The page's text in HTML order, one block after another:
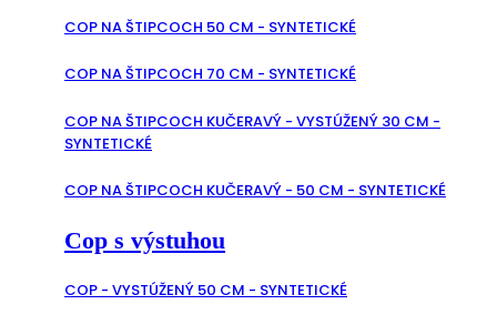
COP NA ŠTIPCOCH 50 CM - SYNTETICKÉ
COP NA ŠTIPCOCH 70 CM - SYNTETICKÉ
COP NA ŠTIPCOCH KUČERAVÝ - VYSTÚŽENÝ 30 CM -
SYNTETICKÉ
COP NA ŠTIPCOCH KUČERAVÝ - 50 CM - SYNTETICKÉ
Cop s výstuhou
COP - VYSTÚŽENÝ 50 CM - SYNTETICKÉ